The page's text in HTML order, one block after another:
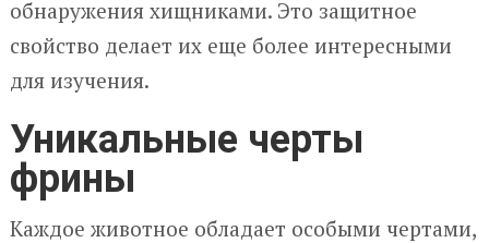
обнаружения хищниками. Это защитное
свойство делает их еще более интересными
для изучения.
Уникальные черты
фрины
Каждое животное обладает особыми чертами,